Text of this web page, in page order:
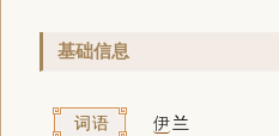
基础信息
词语 伊兰